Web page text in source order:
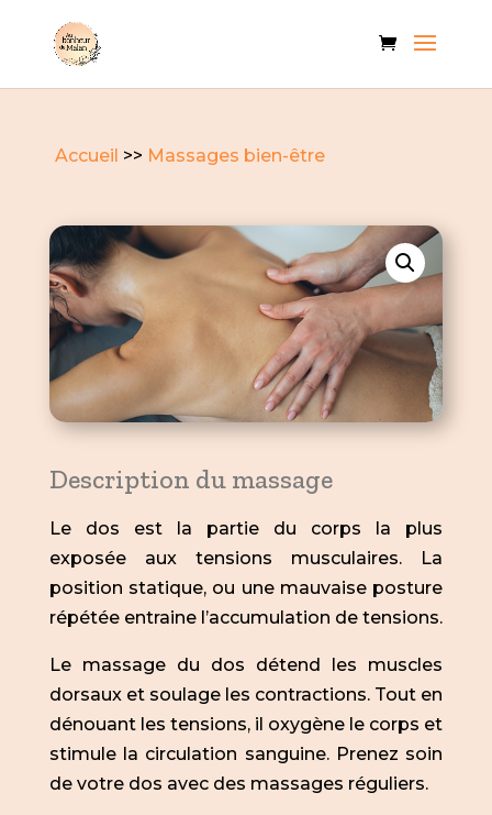
Accueil >> Massages bien-être
Description du massage
Le dos est la partie du corps la plus
exposée aux tensions musculaires. La
position statique, ou une mauvaise posture
répétée entraine l’accumulation de tensions.
Le massage du dos détend les muscles
dorsaux et soulage les contractions. Tout en
dénouant les tensions, il oxygène le corps et
stimule la circulation sanguine. Prenez soin
de votre dos avec des massages réguliers.